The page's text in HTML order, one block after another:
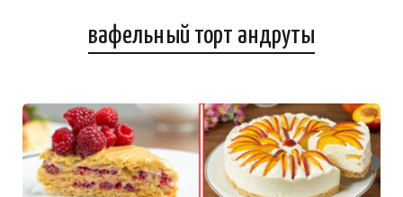
вафельный торт андруты